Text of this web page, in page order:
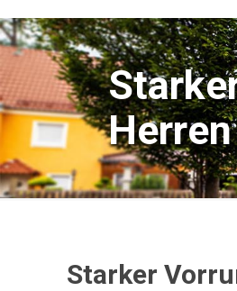
Herren
Starker